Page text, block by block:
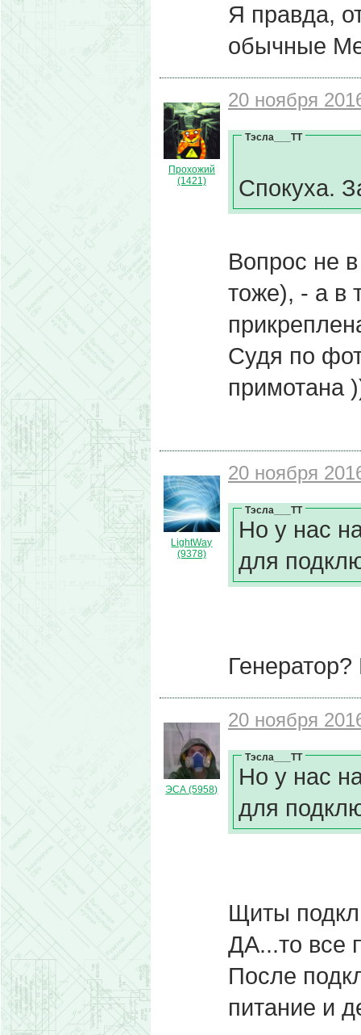
Я правда,
обычные
Прохожий
(1421)
20 ноября
Тэсла___ТТ
Спокуха.
Вопрос не
тоже), - а в
Судя по
примотана
LightWay
(9378)
20 ноября
Тэсла___ТТ
Но у нас
для
ЭСА (5958)
20 ноября
Тэсла___ТТ
Но у нас
для
Щиты
ДА...то все
После
питание и